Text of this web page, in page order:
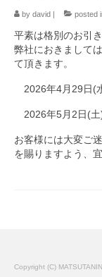
お知らせ
お問い合わせ
by david | posted
平素は格別のお引
弊社におきまして
て頂きます。
2026年4月29日(
2026年5月2日(土
お客様には大変ご
を賜りますよう、
Copyright (C)